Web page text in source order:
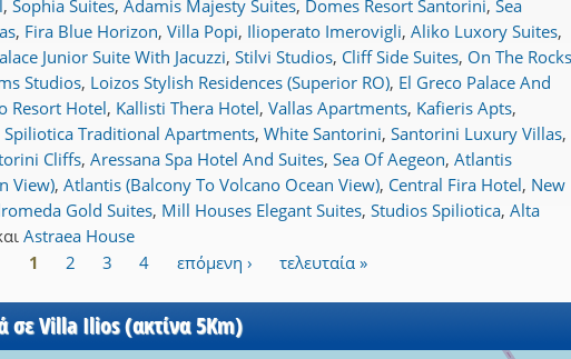
, Sophia Suites, Adamis Majesty Suites, Domes Resort Santorini, Sea
, Fira Blue Horizon, Villa Popi, Ilioperato Imerovigli, Aliko Luxory Suites,
Junior Suite With Jacuzzi, Stilvi Studios, Cliff Side Suites, On The Rocks
Studios, Loizos Stylish Residences (Superior RO), El Greco Palace And
Resort Hotel, Kallisti Thera Hotel, Vallas Apartments, Kafieris Apts,
Spiliotica Traditional Apartments, White Santorini, Santorini Luxury Villas,
Cliffs, Aressana Spa Hotel And Suites, Sea Of Aegeon, Atlantis
View), Atlantis (Balcony To Volcano Ocean View), Central Fira Hotel, New
Gold Suites, Mill Houses Elegant Suites, Studios Spiliotica, Alta
Astraea House
1 2 3 4 επόμενη › τελευταία »
σε Villa Ilios (ακτίνα 5Km)